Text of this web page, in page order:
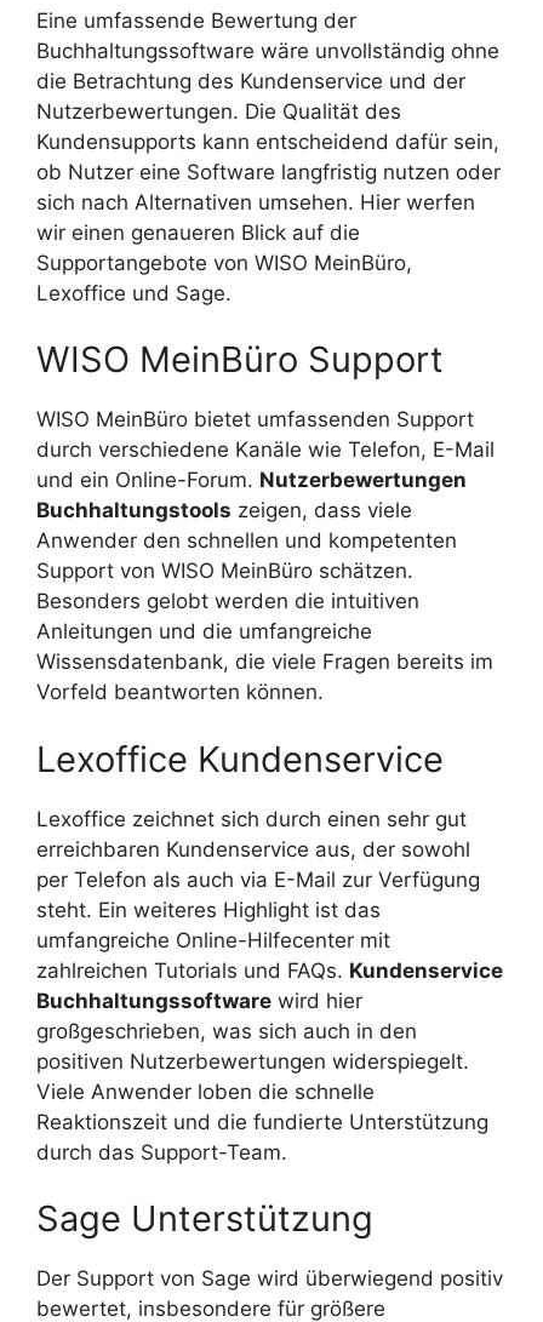
Eine umfassende Bewertung der
Buchhaltungssoftware wäre unvollständig ohne
die Betrachtung des Kundenservice und der
Nutzerbewertungen. Die Qualität des
Kundensupports kann entscheidend dafür sein,
ob Nutzer eine Software langfristig nutzen oder
sich nach Alternativen umsehen. Hier werfen
wir einen genaueren Blick auf die
Supportangebote von WISO MeinBüro,
Lexoffice und Sage.
WISO MeinBüro Support
WISO MeinBüro bietet umfassenden Support
durch verschiedene Kanäle wie Telefon, E-Mail
und ein Online-Forum. Nutzerbewertungen
Buchhaltungstools zeigen, dass viele
Anwender den schnellen und kompetenten
Support von WISO MeinBüro schätzen.
Besonders gelobt werden die intuitiven
Anleitungen und die umfangreiche
Wissensdatenbank, die viele Fragen bereits im
Vorfeld beantworten können.
Lexoffice Kundenservice
Lexoffice zeichnet sich durch einen sehr gut
erreichbaren Kundenservice aus, der sowohl
per Telefon als auch via E-Mail zur Verfügung
steht. Ein weiteres Highlight ist das
umfangreiche Online-Hilfecenter mit
zahlreichen Tutorials und FAQs. Kundenservice
Buchhaltungssoftware wird hier
großgeschrieben, was sich auch in den
positiven Nutzerbewertungen widerspiegelt.
Viele Anwender loben die schnelle
Reaktionszeit und die fundierte Unterstützung
durch das Support-Team.
Sage Unterstützung
Der Support von Sage wird überwiegend positiv
bewertet, insbesondere für größere